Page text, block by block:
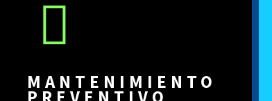
MANTENIMIENTO